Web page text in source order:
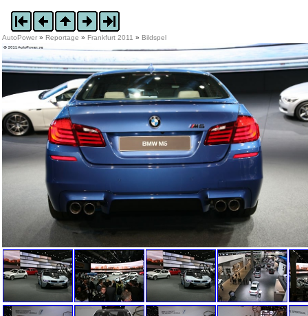
AutoPower » Reportage » Frankfurt 2011 » Bildspel